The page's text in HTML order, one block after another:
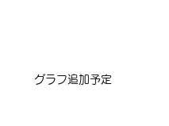
​グラフ追加予定